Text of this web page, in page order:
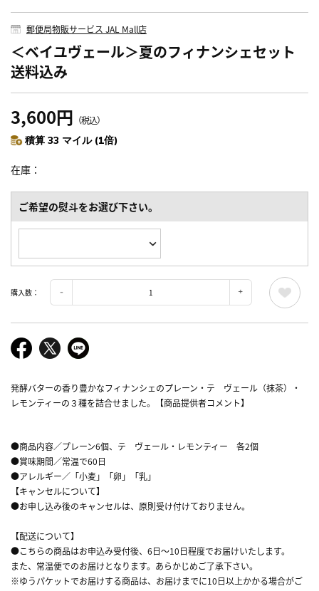
郵便局物販サービス JAL Mall店
＜ベイユヴェール＞夏のフィナンシェセット
送料込み
3,600円 （税込）
積算 33 マイル (1倍)
在庫
ご希望の熨斗をお選び下さい。
購入数：
発酵バターの香り豊かなフィナンシェのプレーン・テ ヴェール（抹茶）・
レモンティーの３種を詰合せました。【商品提供者コメント】
●商品内容／プレーン6個、テ ヴェール・レモンティー 各2個
●賞味期間／常温で60日
●アレルギー／「小麦」「卵」「乳」
【キャンセルについて】
●お申し込み後のキャンセルは、原則受け付けておりません。
【配送について】
●こちらの商品はお申込み受付後、6日～10日程度でお届けいたします。
また、常温便でのお届けとなります。あらかじめご了承下さい。
※ゆうパケットでお届けする商品は、お届けまでに10日以上かかる場合がご